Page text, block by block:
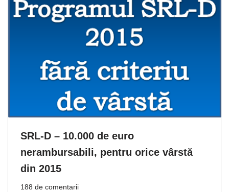
SRL-D – 10.000 de euro
nerambursabili, pentru orice vârstă
din 2015
188 de comentarii